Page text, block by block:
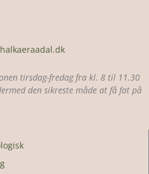
tirsdag-fredag fra kl. 8 til 11.30
den sikreste måde at få fat på